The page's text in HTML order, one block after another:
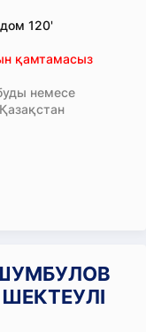
120'
қамтамасыз
немесе